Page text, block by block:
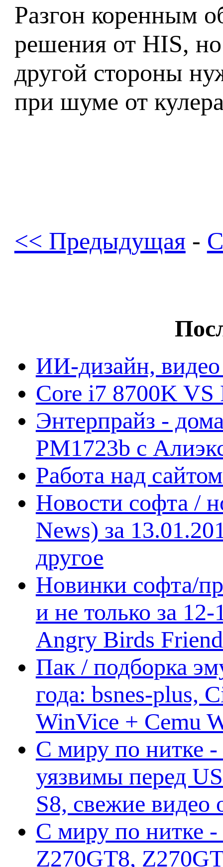
Разгон коренным
решения от HIS,
другой стороны
при шуме от
<< Предыдущая-
ИИ-дизайн,
Core i7 8700K VS
Энтерпрайз -
PM1723b с
Работа над
Новости софта /
News) за
другое
Новинки софта/
и не только за
Angry Birds
Пак / подборка
года: bsnes-plus,
WinVice + Cemu
С миру по нитке
уязвимы перед
S8, свежие
С миру по нитке -
Z270GT8,